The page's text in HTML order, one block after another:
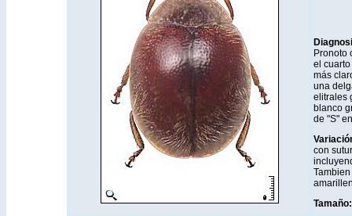
Pronoto
el
más
una
elitrales
blanco
de "S"
con
Tamaño: